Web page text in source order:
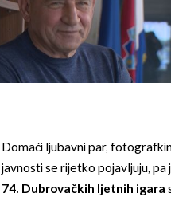
Domaći ljubavni par,
javnosti se rijetko pojavljuju,
74. Dubrovačkih ljetnih igara